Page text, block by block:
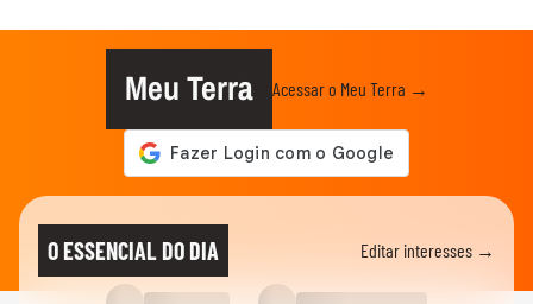
Meu Terra Acessar o Meu Terra →
O ESSENCIAL DO DIA Editar interesses →